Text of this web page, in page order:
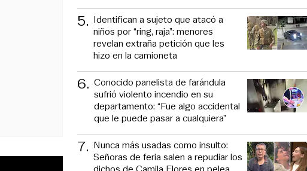
5. Identifican a sujeto que atacó a
niños por “ring, raja”: menores
revelan extraña petición que les
hizo en la camioneta
6. Conocido panelista de farándula
sufrió violento incendio en su
departamento: “Fue algo accidental
que le puede pasar a cualquiera”
7. Nunca más usadas como insulto:
Señoras de feria salen a repudiar los